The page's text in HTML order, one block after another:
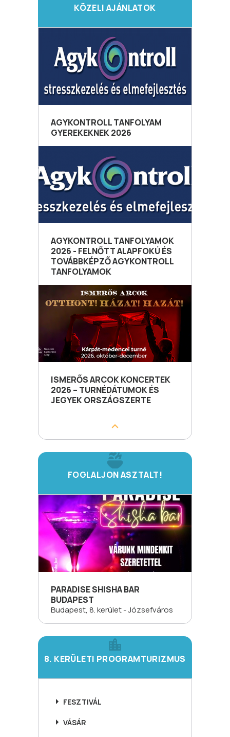
KÖZELI AJÁNLATOK
AGYKONTROLL TANFOLYAM
GYEREKEKNEK 2026
AGYKONTROLL TANFOLYAMOK
2026 - FELNŐTT ALAPFOKÚ ÉS
TOVÁBBKÉPZŐ AGYKONTROLL
TANFOLYAMOK
ISMERŐS ARCOK KONCERTEK
2026 – TURNÉDÁTUMOK ÉS
JEGYEK ORSZÁGSZERTE
FOGLALJON ASZTALT!
PARADISE SHISHA BAR
BUDAPEST
Budapest, 8. kerület - Józsefváros
8. KERÜLETI PROGRAMTURIZMUS
FESZTIVÁL
VÁSÁR